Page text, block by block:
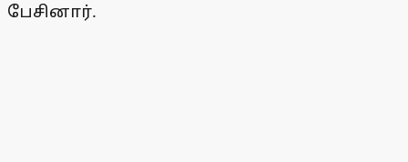
பேசினார்.